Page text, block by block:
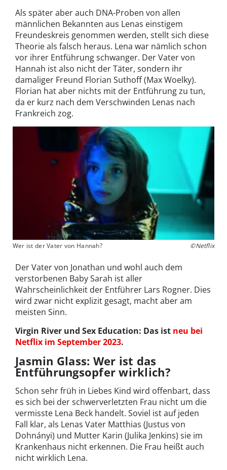
Als später aber auch DNA-Proben von allen
männlichen Bekannten aus Lenas einstigem
Freundeskreis genommen werden, stellt sich diese
Theorie als falsch heraus. Lena war nämlich schon
vor ihrer Entführung schwanger. Der Vater von
Hannah ist also nicht der Täter, sondern ihr
damaliger Freund Florian Suthoff (Max Woelky).
Florian hat aber nichts mit der Entführung zu tun,
da er kurz nach dem Verschwinden Lenas nach
Frankreich zog.
Wer ist der Vater von Hannah? ©Netflix
Der Vater von Jonathan und wohl auch dem
verstorbenen Baby Sarah ist aller
Wahrscheinlichkeit der Entführer Lars Rogner. Dies
wird zwar nicht explizit gesagt, macht aber am
meisten Sinn.
Virgin River und Sex Education: Das ist neu bei
Netflix im September 2023.
Jasmin Glass: Wer ist das
Entführungsopfer wirklich?
Schon sehr früh in Liebes Kind wird offenbart, dass
es sich bei der schwerverletzten Frau nicht um die
vermisste Lena Beck handelt. Soviel ist auf jeden
Fall klar, als Lenas Vater Matthias (Justus von
Dohnányi) und Mutter Karin (Julika Jenkins) sie im
Krankenhaus nicht erkennen. Die Frau heißt auch
nicht wirklich Lena.